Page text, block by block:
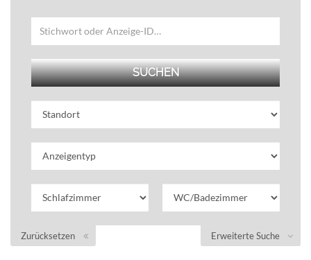
Erweiterte Suche
Zurücksetzen